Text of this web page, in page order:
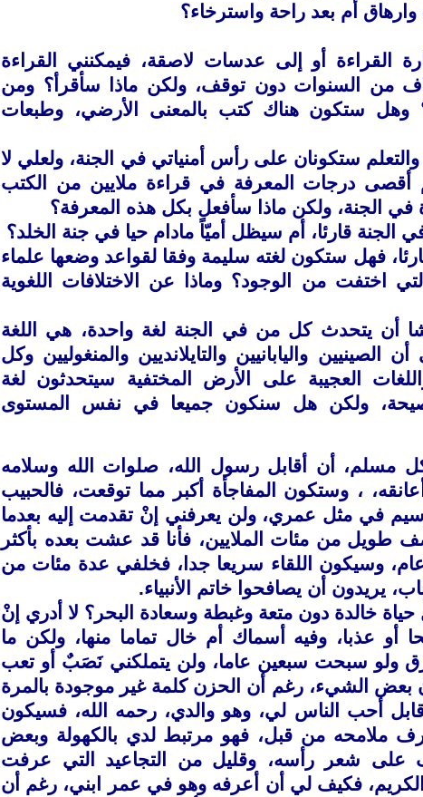
أم بعد راحة واسترخاء؟
القراءة أو إلى عدسات لاصقة، فيمكنني القراءة
من السنوات دون توقف، ولكن ماذا سأقرأ؟ ومن
وهل ستكون هناك كتب بالمعنى الأرضي، وطبعات
ستكونان على رأس أمنياتي في الجنة، ولعلي لا
درجات المعرفة في قراءة ملايين من الكتب
في الجنة، ولكن ماذا سأفعل بكل هذه المعرفة؟
قارئا، أم سيظل أميّاً مادام حيا في جنة الخلد؟
فهل ستكون لغته سليمة وفقا لقواعد وضعها علماء
اختفت من الوجود؟ وماذا عن الاختلافات اللغوية
أن يتحدث كل من في الجنة لغة واحدة، هي اللغة
الصينيين واليابانيين والتايلانديين والمنغوليين وكل
العجيبة على الأرض المختفية سيتحدثون لغة
ولكن هل سنكون جميعا في نفس المستوى
مسلم، أن أقابل رسول الله، صلوات الله وسلامه
، وستكون المفاجأة أكبر مما توقعت، فالحبيب
في مثل عمري، ولن يعرفني إنْ تقدمت إليه بعدما
من مئات الملايين، فأنا قد عشت بعده بأكثر
وسيكون اللقاء سريعا جدا، فخلفي عدة مئات من
يريدون أن يصافحوا خاتم الأنبياء.
خالدة دون متعة وغبطة وسعادة البحر؟ لا أدري إنْ
أو عذبا، وفيه أسماك أم خال تماما منها، ولكن ما
ولو سبحت سبعين عاما، ولن يتملكني نَصَبٌ أو تعب
بعض الشيء، رغم أن الحزن كلمة غير موجودة بالمرة
أحب الناس لي، وهو والدي، رحمه الله، فسيكون
ملامحه من قبل، فهو مرتبط لدي بالكهولة وبعض
على شعر رأسه، وقليل من التجاعيد التي عرفت
فكيف لي أن أعرفه وهو في عمر ابني، رغم أن